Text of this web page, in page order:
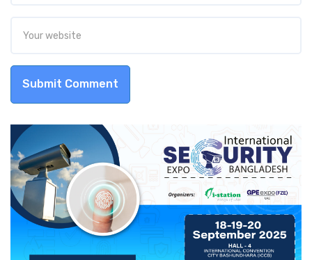
Submit Comment